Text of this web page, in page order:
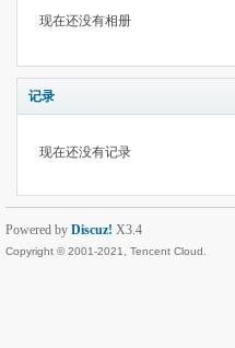
现在还没有相册
记录
现在还没有记录
Powered by Discuz! X3.4
Copyright © 2001-2021, Tencent Cloud.